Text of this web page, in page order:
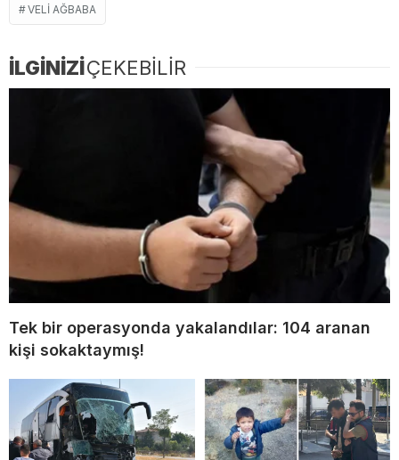
VELI AĞBABA
İLGİNİZİÇEKEBİLİR
Tek bir operasyonda yakalandılar: 104 aranan
kişi sokaktaymış!